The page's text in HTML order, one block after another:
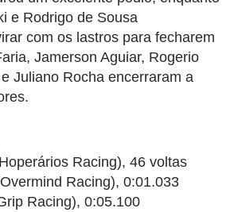
e Rodrigo de Sousa
com os lastros para fecharem
Jamerson Aguiar, Rogerio
Juliano Rocha encerraram a
Racing), 46 voltas
Racing), 0:01.033
Racing), 0:05.100